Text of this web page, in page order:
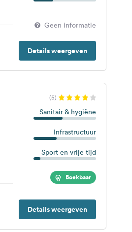
Geen informatie
Details weergeven
(5)
Sanitair & hygiëne
Infrastructuur
Sport en vrije tijd
Boekbaar
Details weergeven